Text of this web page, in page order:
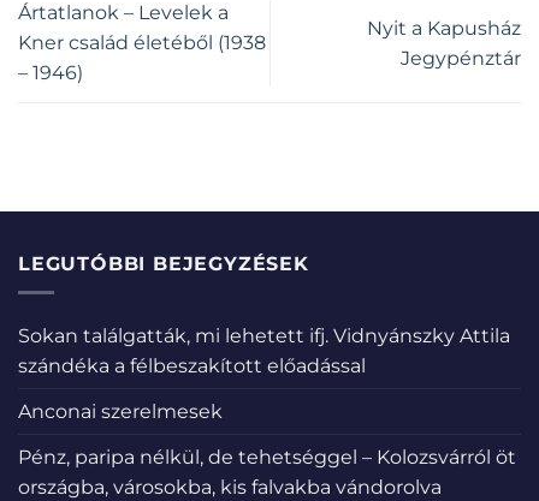
Ártatlanok – Levelek a
Kner család életéből (1938
– 1946)
Nyit a Kapusház
Jegypénztár
LEGUTÓBBI BEJEGYZÉSEK
Sokan találgatták, mi lehetett ifj. Vidnyánszky Attila
szándéka a félbeszakított előadással
Anconai szerelmesek
Pénz, paripa nélkül, de tehetséggel – Kolozsvárról öt
országba, városokba, kis falvakba vándorolva